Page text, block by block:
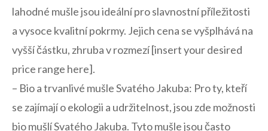
lahodné mušle jsou ideální pro slavnostní příležitosti
a vysoce ⁢kvalitní pokrmy.⁣ Jejich ​cena se vyšplhává na
vyšší‌ částku, zhruba v rozmezí [insert your desired
price range here].
– Bio ⁣a trvanlivé mušle Svatého⁤ Jakuba: Pro ⁢ty, kteří
se zajímají‌ o ekologii a udržitelnost, jsou ​zde ⁣možnosti
bio mušlí Svatého Jakuba. Tyto‌ mušle jsou často